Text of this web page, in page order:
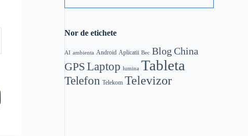
Nor de etichete
AI ambienta Android Aplicatii Bec Blog China
GPS Laptop lumina Tableta
Telefon Telekom Televizor